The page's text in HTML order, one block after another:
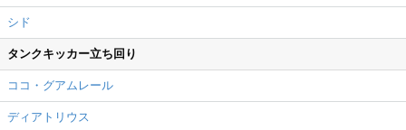
シド
タンクキッカー立ち回り
ココ・グアムレール
ディアトリウス